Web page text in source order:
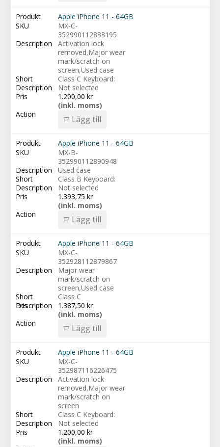
Apple iPhone 11 - 64GB
MX-C-
352990112833195
Activation lock
removed,Major wear
mark/scratch on
screen,Used case
Class C Keyboard:
Not selected
1.200,00 kr
(inkl. moms)
Lägg till
Apple iPhone 11 - 64GB
MX-B-
352990112890948
Used case
Class B Keyboard:
Not selected
1.393,75 kr
(inkl. moms)
Lägg till
Apple iPhone 11 - 64GB
MX-C-
352928112879867
Major wear
mark/scratch on
screen,Used case
Class C
1.387,50 kr
(inkl. moms)
Lägg till
Apple iPhone 11 - 64GB
MX-C-
352987116226475
Activation lock
removed,Major wear
mark/scratch on
screen
Class C Keyboard:
Not selected
1.200,00 kr
(inkl. moms)